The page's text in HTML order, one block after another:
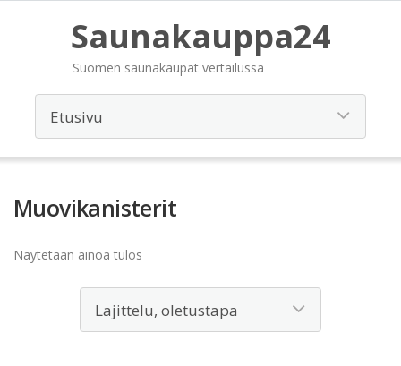
Saunakauppa24
Suomen saunakaupat vertailussa
Muovikanisterit
Näytetään ainoa tulos